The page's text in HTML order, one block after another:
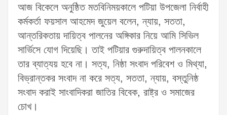
আজ বিকেলে অনুষ্ঠিত মতবিনিময়কালে পটিয়া উপজেলা নির্বাহী
কর্মকর্তা ফয়সাল আহমেদ জুয়েল বলেন, ন্যায়, সততা,
আন্তরিকতায় দায়িত্ব পালনের অঙ্গিকার নিয়ে আমি সিভিল
সার্ভিসে যোগ দিয়েছি। তাই পটিয়ার গুরুদায়িত্ব পালনকালে
তার ব্যাত্যয় হবে না। সত্য, নিষ্ঠা সংবাদ পরিবেশ ও মিথ্যা,
বিভ্রান্তকর সংবাদ না করে সত্য, সততা, ন্যায়, বস্তুনিষ্ঠ
সংবাদ করাই সাংবাদিকরা জাতির বিবেক, রাষ্ট্র ও সমাজের
চোখ।